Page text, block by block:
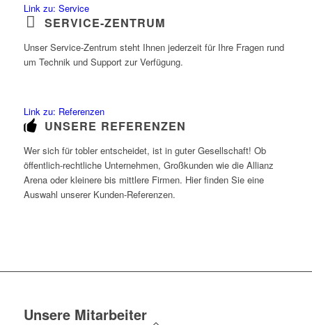
Link zu: Service
SERVICE-ZENTRUM
Unser Service-Zentrum steht Ihnen jederzeit für Ihre Fragen rund
um Technik und Support zur Verfügung.
Link zu: Referenzen
UNSERE REFERENZEN
Wer sich für tobler entscheidet, ist in guter Gesellschaft! Ob
öffentlich-rechtliche Unternehmen, Großkunden wie die Allianz
Arena oder kleinere bis mittlere Firmen. Hier finden Sie eine
Auswahl unserer Kunden-Referenzen.
Unsere Mitarbeiter